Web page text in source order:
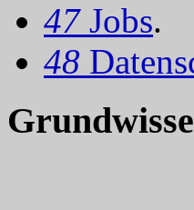
47 Jobs.
48